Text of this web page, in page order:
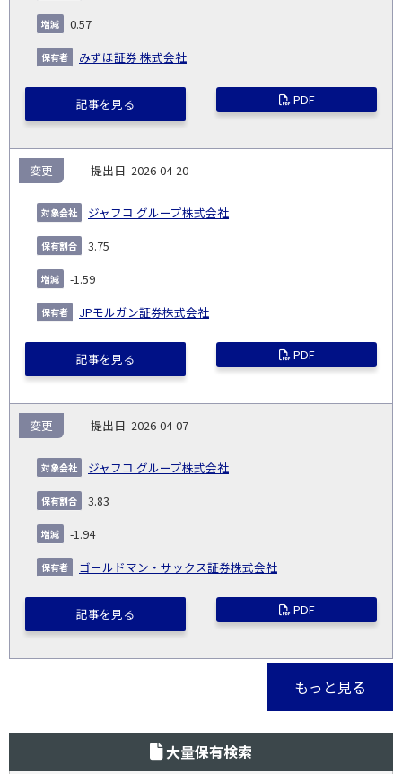
0.57
みずほ証券 株式会社
記事を見る PDF
2026-04-20
ジャフコ グループ株式会社
変更
3.75
-1.59
JPモルガン証券株式会社
記事を見る PDF
2026-04-07
ジャフコ グループ株式会社
変更
3.83
-1.94
ゴールドマン・サックス証券株式会社
記事を見る PDF
もっと見る
大量保有検索